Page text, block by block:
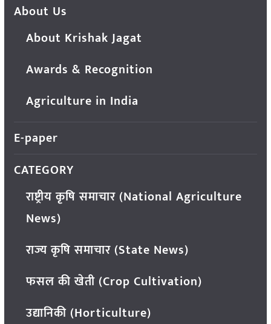
About Us
About Krishak Jagat
Awards & Recognition
Agriculture in India
E-paper
CATEGORY
राष्ट्रीय कृषि समाचार (National Agriculture
News)
राज्य कृषि समाचार (State News)
फसल की खेती (Crop Cultivation)
उद्यानिकी (Horticulture)